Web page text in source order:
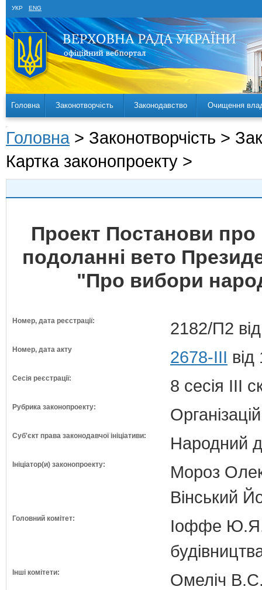
УКР ENG
Головна Законотворчість Законодавство Очищення
Головна > Законотворчість >
Картка законопроекту >
Проект Постанови
подоланні вето
"Про вибори
Номер, дата реєстрації: 2182/П2
Номер, дата акту 2678-III
Сесія реєстрації: 8 сесія III
Рубрика законопроекту:
Суб'єкт права законодавчої ініціативи: Народний
Ініціатор(и) законопроекту:
Мороз
Вінський
Головний комітет:
Іоффе Ю.Я.
Інші комітети:
Омеліч